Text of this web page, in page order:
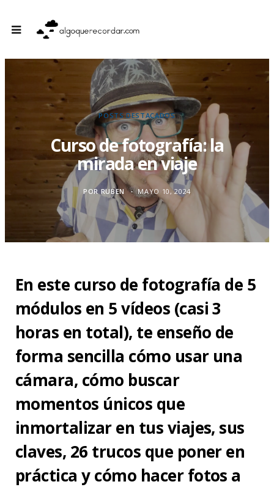
POSTS DESTACADOS
Curso de fotografía: la
mirada en viaje
POR RUBEN MAYO 10, 2024
En este curso de fotografía de 5
módulos en 5 vídeos (casi 3
horas en total), te enseño de
forma sencilla cómo usar una
cámara, cómo buscar
momentos únicos que
inmortalizar en tus viajes, sus
claves, 26 trucos que poner en
práctica y cómo hacer fotos a